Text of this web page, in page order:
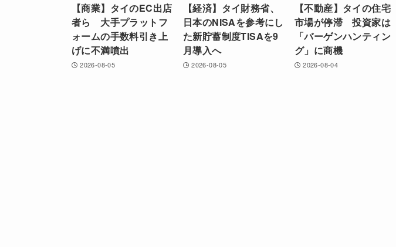
【商業】タイのEC出店
者ら 大手プラットフ
ォームの手数料引き上
げに不満噴出
2026-08-05
【経済】タイ財務省、
日本のNISAを参考にし
た新貯蓄制度TISAを9
月導入へ
2026-08-05
【不動産】タイの住宅
市場が停滞 投資家は
「バーゲンハンティン
グ」に商機
2026-08-04